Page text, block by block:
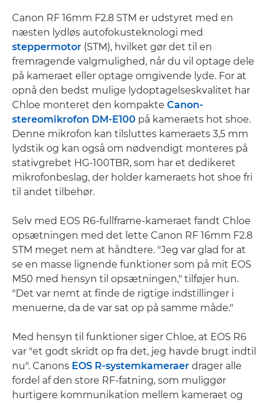
Canon RF 16mm F2.8 STM er udstyret med en
næsten lydløs autofokusteknologi med
steppermotor (STM), hvilket gør det til en
fremragende valgmulighed, når du vil optage dele
på kameraet eller optage omgivende lyde. For at
opnå den bedst mulige lydoptagelseskvalitet har
Chloe monteret den kompakte Canon-
stereomikrofon DM-E100 på kameraets hot shoe.
Denne mikrofon kan tilsluttes kameraets 3,5 mm
lydstik og kan også om nødvendigt monteres på
stativgrebet HG-100TBR, som har et dedikeret
mikrofonbeslag, der holder kameraets hot shoe fri
til andet tilbehør.
Selv med EOS R6-fullframe-kameraet fandt Chloe
opsætningen med det lette Canon RF 16mm F2.8
STM meget nem at håndtere. "Jeg var glad for at
se en masse lignende funktioner som på mit EOS
M50 med hensyn til opsætningen," tilføjer hun.
"Det var nemt at finde de rigtige indstillinger i
menuerne, da de var sat op på samme måde."
Med hensyn til funktioner siger Chloe, at EOS R6
var "et godt skridt op fra det, jeg havde brugt indtil
nu". Canons EOS R-systemkameraer drager alle
fordel af den store RF-fatning, som muliggør
hurtigere kommunikation mellem kameraet og